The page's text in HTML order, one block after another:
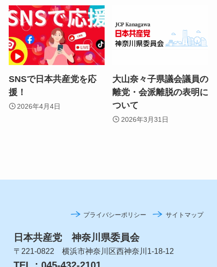
SNSで日本共産党を応
援！
2026年4月4日
大山奈々子県議会議員の
離党・会派離脱の表明に
ついて
2026年3月31日
プライバシーポリシー サイトマップ
日本共産党 神奈川県委員会
〒221-0822 横浜市神奈川区西神奈川1-18-12